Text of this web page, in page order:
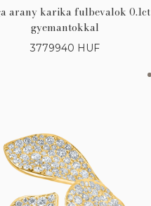
arany karika fulbevalok 0.1ct
gyemantokkal
3779940 HUF